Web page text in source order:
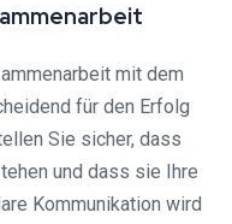
mit dem
für den Erfolg
Sie sicher, dass
und dass sie Ihre
Kommunikation wird